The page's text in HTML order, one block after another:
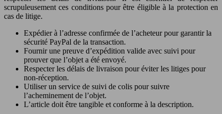
scrupuleusement ces conditions pour être éligible à la protection en
cas de litige.
Expédier à l’adresse confirmée de l’acheteur pour garantir la
sécurité PayPal de la transaction.
Fournir une preuve d’expédition valide avec suivi pour
prouver que l’objet a été envoyé.
Respecter les délais de livraison pour éviter les litiges pour
non-réception.
Utiliser un service de suivi de colis pour suivre
l’acheminement de l’objet.
L’article doit être tangible et conforme à la description.